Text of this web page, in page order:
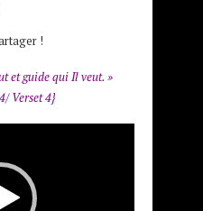
!
et guide qui Il veut. »
Verset 4}